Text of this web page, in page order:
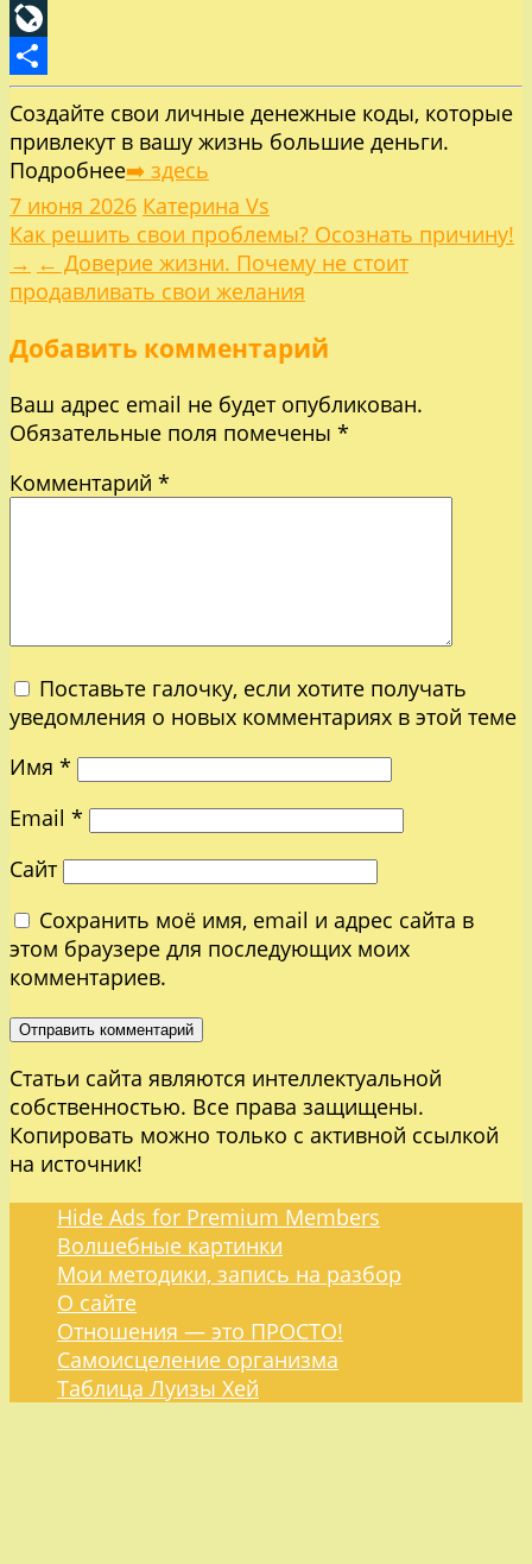
Pinterest
LiveJournal
Отправить
Создайте свои личные денежные коды, которые
привлекут в вашу жизнь большие деньги.
Подробнее➡️ здесь
7 июня 2026 Катерина Vs
Навигация
по
записям
Как решить свои проблемы? Осознать причину!
→ ← Доверие жизни. Почему не стоит
продавливать свои желания
Добавить комментарий
Ваш адрес email не будет опубликован.
Обязательные поля помечены *
Комментарий *
Поставьте галочку, если хотите получать
уведомления о новых комментариях в этой теме
Имя *
Email *
Сайт
Сохранить моё имя, email и адрес сайта в
этом браузере для последующих моих
комментариев.
Статьи сайта являются интеллектуальной
собственностью. Все права защищены.
Копировать можно только с активной ссылкой
на источник!
Hide Ads for Premium Members
Волшебные картинки
Мои методики, запись на разбор
О сайте
Отношения — это ПРОСТО!
Самоисцеление организма
Таблица Луизы Хей